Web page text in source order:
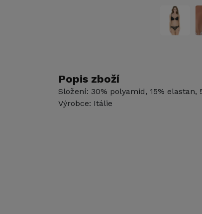
Popis zboží
Složení: 30% polyamid, 15% elastan,
Výrobce: Itálie